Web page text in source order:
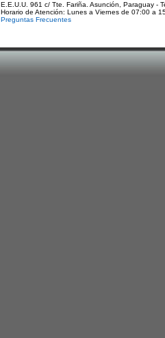
E.E.U.U. 961 c/ Tte. Fariña. Asunción, Paraguay -
Horario de Atención: Lunes a Viernes de 07:00 a
Preguntas Frecuentes